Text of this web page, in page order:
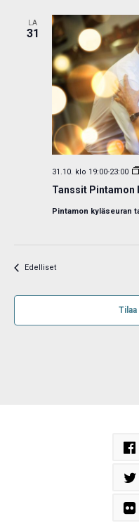
LA
31
Tanssit Pintamon
31.10. klo 19:00-23:00
Pintamon kyläseuran
EdellisetTapahtumat